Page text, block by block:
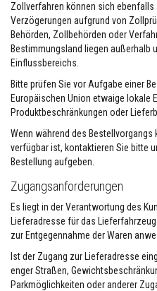
i
g
e
L
a
c
e
W
r
m
s
e
c
h
e
n
d
e
Zollverfahren können sich ebenfalls
Verzögerungen aufgrund von
Behörden, Zollbehörden oder
Bestimmungsland liegen außerhalb
Einflussbereichs.
Bitte prüfen Sie vor Aufgabe einer
Europäischen Union etwaige lokale
Produktbeschränkungen oder
Wenn während des
verfügbar ist, kontaktieren Sie bitte
Bestellung aufgeben.
Zugangsanforderungen
Es liegt in der Verantwortung des
Lieferadresse für das
zur Entgegennahme der Waren
Ist der Zugang zur Lieferadresse
enger Straßen,
Parkmöglichkeiten oder anderer